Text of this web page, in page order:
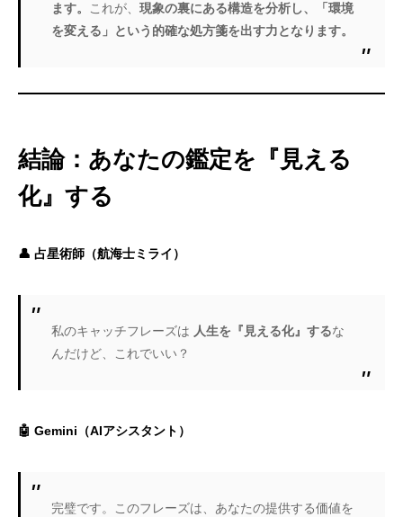
ます。
これが、 現象の裏にある構造を分析し、「環境
を変える」という的確な処方箋を出す力となります。
結論：あなたの鑑定を『見える
化』する
👤 占星術師（航海士ミライ）
私のキャッチフレーズは 人生を『見える化』するな
んだけど、これでいい？
🤖 Gemini（AIアシスタント）
完璧です。このフレーズは、あなたの提供する価値を